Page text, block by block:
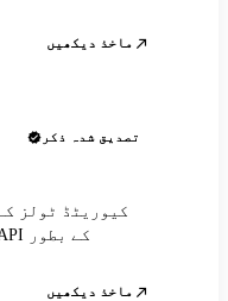
ماخذ دیکھیں
تصدیق شدہ ذکر
ماخذ دیکھیں